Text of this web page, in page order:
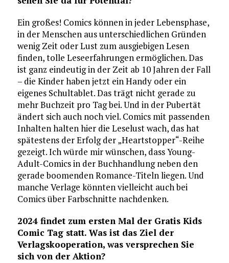
Ein großes! Comics können in jeder Lebensphase,
in der Menschen aus unterschiedlichen Gründen
wenig Zeit oder Lust zum ausgiebigen Lesen
finden, tolle Leseerfahrungen ermöglichen. Das
ist ganz eindeutig in der Zeit ab 10 Jahren der Fall
– die Kinder haben jetzt ein Handy oder ein
eigenes Schultablet. Das trägt nicht gerade zu
mehr Buchzeit pro Tag bei. Und in der Pubertät
ändert sich auch noch viel. Comics mit passenden
Inhalten halten hier die Leselust wach, das hat
spätestens der Erfolg der „Heartstopper“-Reihe
gezeigt. Ich würde mir wünschen, dass Young-
Adult-Comics in der Buchhandlung neben den
gerade boomenden Romance-Titeln liegen. Und
manche Verlage könnten vielleicht auch bei
Comics über Farbschnitte nachdenken.
2024 findet zum ersten Mal der Gratis Kids
Comic Tag statt. Was ist das Ziel der
Verlagskooperation, was versprechen Sie
sich von der Aktion?